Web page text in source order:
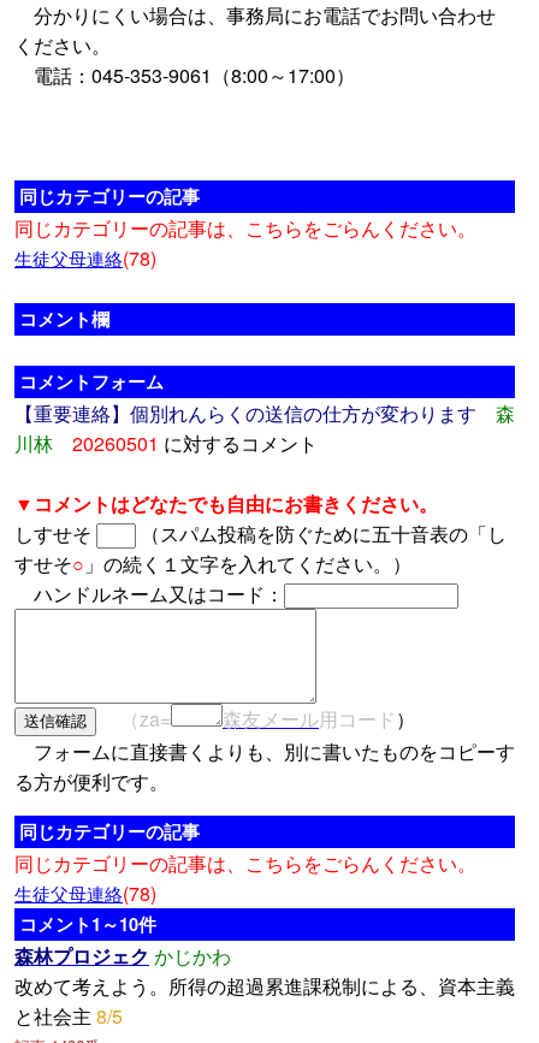
分かりにくい場合は、事務局にお電話でお問い合わせ
ください。
電話：045-353-9061（8:00～17:00）
同じカテゴリーの記事
同じカテゴリーの記事は、こちらをごらんください。
生徒父母連絡(78)
コメント欄
コメントフォーム
【重要連絡】個別れんらくの送信の仕方が変わります
森
川林
20260501 に対するコメント
▼コメントはどなたでも自由にお書きください。
しすせそ
（スパム投稿を防ぐために五十音表の「し
すせそ○ 」の続く１文字を入れてください。）
ハンドルネーム又はコード：
（za= 森友メール用コード）
フォームに直接書くよりも、別に書いたものをコピーす
る方が便利です。
同じカテゴリーの記事
同じカテゴリーの記事は、こちらをごらんください。
生徒父母連絡(78)
コメント1～10件
森林プロジェク かじかわ
改めて考えよう。所得の超過累進課税制による、資本主義
と社会主 8/5